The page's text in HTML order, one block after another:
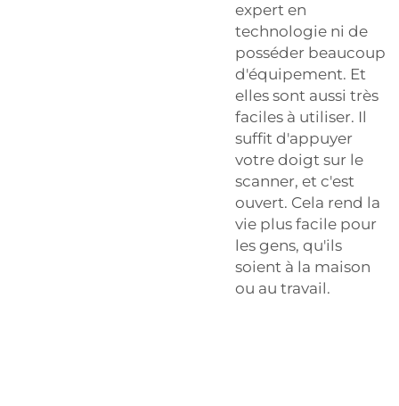
expert en
technologie ni de
posséder beaucoup
d'équipement. Et
elles sont aussi très
faciles à utiliser. Il
suffit d'appuyer
votre doigt sur le
scanner, et c'est
ouvert. Cela rend la
vie plus facile pour
les gens, qu'ils
soient à la maison
ou au travail.